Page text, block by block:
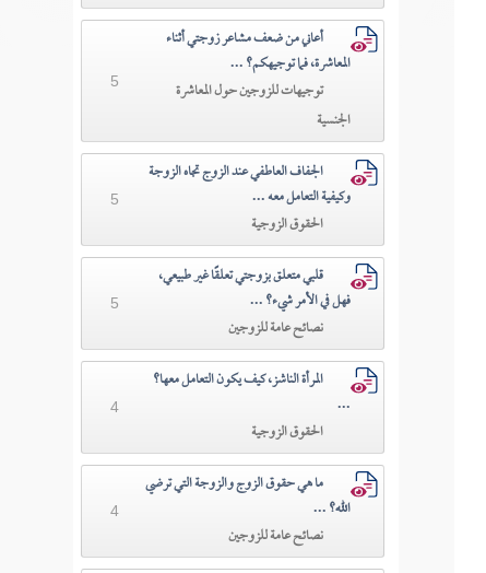
أعاني من ضعف مشاعر زوجتي أثناء
المعاشرة، فما توجيهكم؟ ...
توجيهات للزوجين حول المعاشرة
الجنسية
5
الجفاف العاطفي عند الزوج تجاه الزوجة
وكيفية التعامل معه ...
الحقوق الزوجية
5
قلبي متعلق بزوجتي تعلقًا غير طبيعي،
فهل في الأمر شيء؟ ...
نصائح عامة للزوجين
5
المرأة الناشز، كيف يكون التعامل معها؟
...
الحقوق الزوجية
4
ما هي حقوق الزوج والزوجة التي ترضي
الله؟ ...
نصائح عامة للزوجين
4